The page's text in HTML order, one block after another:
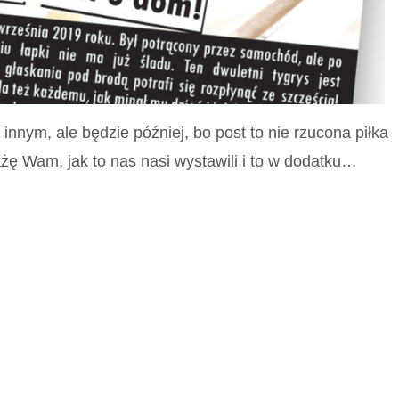
ale będzie później, bo post to nie rzucona piłka
Wam, jak to nas nasi wystawili i to w dodatku…